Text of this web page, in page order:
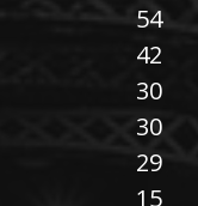
54
42
30
30
29
15